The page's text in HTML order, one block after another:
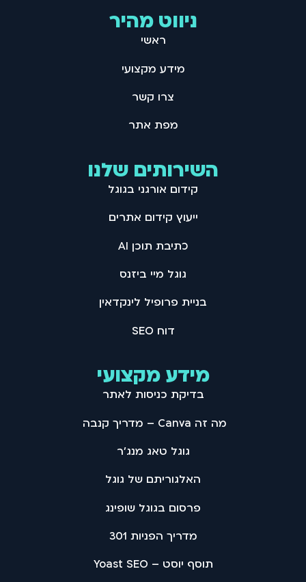
ניווט מהיר
ראשי
מידע מקצועי
צרו קשר
מפת אתר
השירותים שלנו
קידום אורגני בגוגל
ייעוץ קידום אתרים
כתיבת תוכן AI
גוגל מיי ביזנס
בניית פרופיל לינקדאין
דוח SEO
מידע מקצועי
בדיקת כניסות לאתר
מה זה Canva – מדריך קנבה
גוגל טאג מנג'ר
האלגוריתם של גוגל
פרסום בגוגל שופינג
מדריך הפניות 301
תוסף יוסט – Yoast SEO